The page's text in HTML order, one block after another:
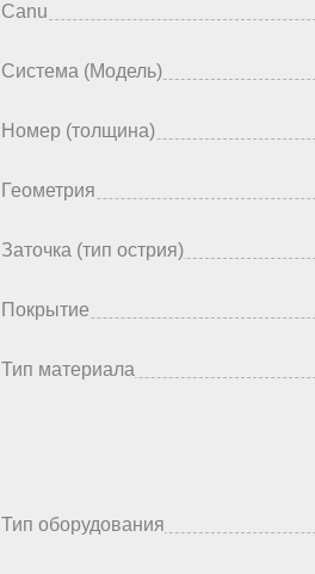
Canu
Система (Модель)
Номер (толщина)
Геометрия
Заточка (тип острия)
Покрытие
Тип материала
Тип оборудования